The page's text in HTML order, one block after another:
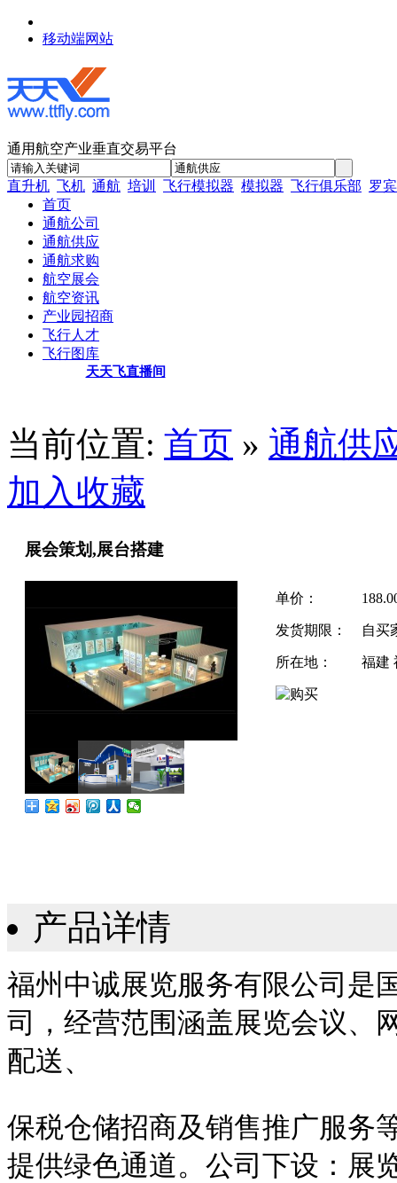
移动端网站
通用航空产业垂直交易平台
直升机 飞机 通航 培训 飞行模拟器 模拟器 飞行俱乐部 罗
首页
通航公司
通航供应
通航求购
航空展会
航空资讯
产业园招商
飞行人才
飞行图库
天天飞直播间
当前位置: 首页 » 通航供
加入收藏
展会策划,展台搭建
单价：
发货期限： 自买
所在地： 福建
产品详情
福州中诚展览服务有限公司是
司，经营范围涵盖展览会议、
配送、
保税仓储招商及销售推广服务
提供绿色通道。公司下设：展